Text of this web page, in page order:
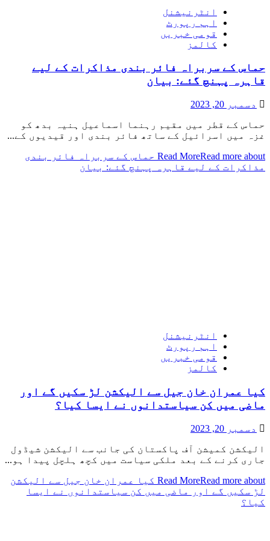
انٹرنیشنل
اہم رپورٹ
قومی خبریں
کالمز
حماس کے سربراہ فائر بندی مذاکرات کے لیے
قاہرہ پہنچ گئے: بیان
دسمبر 20, 2023
حماس کے قطر میں مقیم رہنما اسماعیل ہنیہ بدھ کو
غزہ میں اسرائیل کے ساتھ فائر بندی اور قیدیوں کے...
Read More Read more about حماس کے سربراہ فائر بندی
مذاکرات کے لیے قاہرہ پہنچ گئے: بیان
انٹرنیشنل
اہم رپورٹ
قومی خبریں
کالمز
کیا عمران خان جیل سے الیکشن لڑ سکیں گے اور
ماضی میں کن سیاستدانوں نے ایسا کیا؟
دسمبر 20, 2023
الیکشن کمیشن آف پاکستان کی جانب سے الیکشن شیڈول
جاری کرنے کے بعد ملکی سیاست میں کچھ ہلچل پیدا ہو...
Read More Read more about کیا عمران خان جیل سے الیکشن
لڑ سکیں گے اور ماضی میں کن سیاستدانوں نے ایسا
کیا؟